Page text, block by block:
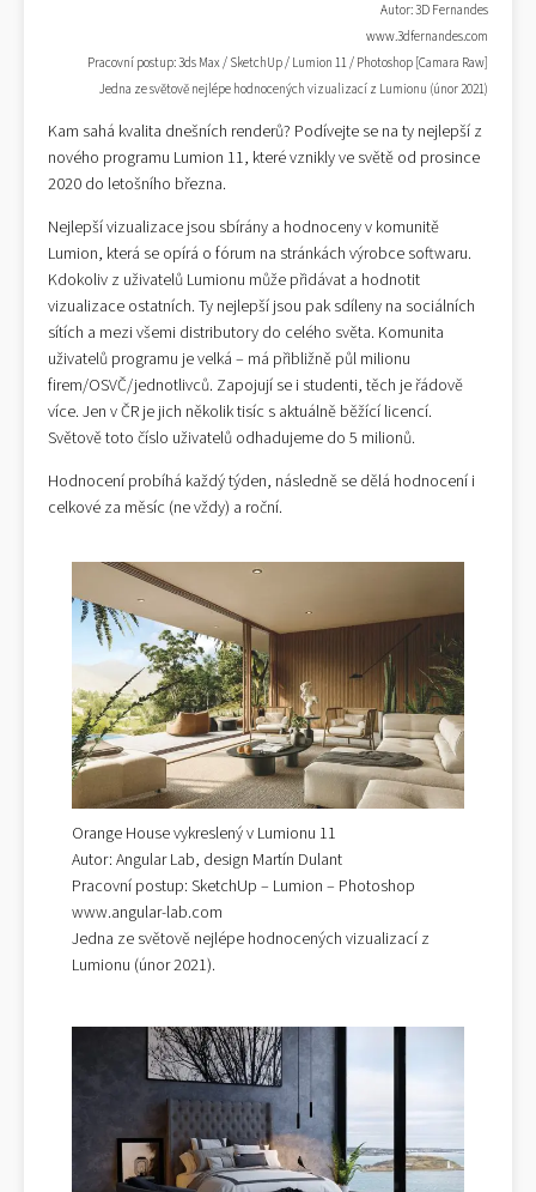
Autor: 3D Fernandes
www.3dfernandes.com
Pracovní postup: 3ds Max / SketchUp / Lumion 11 / Photoshop [Camara Raw]
Jedna ze světově nejlépe hodnocených vizualizací z Lumionu (únor 2021)
Kam sahá kvalita dnešních renderů? Podívejte se na ty nejlepší z
nového programu Lumion 11, které vznikly ve světě od prosince
2020 do letošního března.
Nejlepší vizualizace jsou sbírány a hodnoceny v komunitě
Lumion, která se opírá o fórum na stránkách výrobce softwaru.
Kdokoliv z uživatelů Lumionu může přidávat a hodnotit
vizualizace ostatních. Ty nejlepší jsou pak sdíleny na sociálních
sítích a mezi všemi distributory do celého světa. Komunita
uživatelů programu je velká – má přibližně půl milionu
firem/OSVČ/jednotlivců. Zapojují se i studenti, těch je řádově
více. Jen v ČR je jich několik tisíc s aktuálně běžící licencí.
Světově toto číslo uživatelů odhadujeme do 5 milionů.
Hodnocení probíhá každý týden, následně se dělá hodnocení i
celkové za měsíc (ne vždy) a roční.
Orange House vykreslený v Lumionu 11
Autor: Angular Lab, design Martín Dulant
Pracovní postup: SketchUp – Lumion – Photoshop
www.angular-lab.com
Jedna ze světově nejlépe hodnocených vizualizací z
Lumionu (únor 2021).